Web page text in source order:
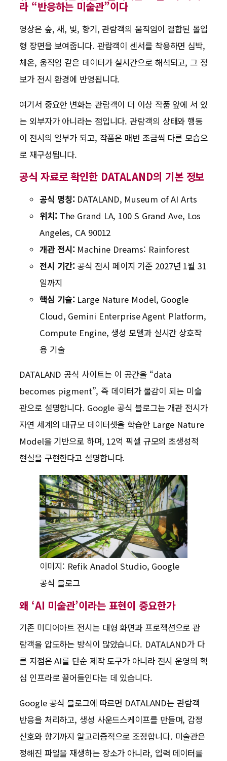
라 “반응하는 미술관”이다
영상은 숲, 새, 빛, 향기, 관람객의 움직임이 결합된 몰입
형 장면을 보여줍니다. 관람객이 센서를 착용하면 심박,
체온, 움직임 같은 데이터가 실시간으로 해석되고, 그 정
보가 전시 환경에 반영됩니다.
여기서 중요한 변화는 관람객이 더 이상 작품 앞에 서 있
는 외부자가 아니라는 점입니다. 관람객의 상태와 행동
이 전시의 일부가 되고, 작품은 매번 조금씩 다른 모습으
로 재구성됩니다.
공식 자료로 확인한 DATALAND의 기본 정보
공식 명칭:DATALAND, Museum of AI Arts
위치:The Grand LA, 100 S Grand Ave, Los
Angeles, CA 90012
개관 전시:Machine Dreams: Rainforest
전시 기간:공식 전시 페이지 기준 2027년 1월 31
일까지
핵심 기술:Large Nature Model, Google
Cloud, Gemini Enterprise Agent Platform,
Compute Engine, 생성 모델과 실시간 상호작
용 기술
DATALAND 공식 사이트는 이 공간을 “data
becomes pigment”, 즉 데이터가 물감이 되는 미술
관으로 설명합니다. Google 공식 블로그는 개관 전시가
자연 세계의 대규모 데이터셋을 학습한 Large Nature
Model을 기반으로 하며, 12억 픽셀 규모의 초생성적
현실을 구현한다고 설명합니다.
이미지: Refik Anadol Studio, Google
공식 블로그
왜 ‘AI 미술관’이라는 표현이 중요한가
기존 미디어아트 전시는 대형 화면과 프로젝션으로 관
람객을 압도하는 방식이 많았습니다. DATALAND가 다
른 지점은 AI를 단순 제작 도구가 아니라 전시 운영의 핵
심 인프라로 끌어들인다는 데 있습니다.
Google 공식 블로그에 따르면 DATALAND는 관람객
반응을 처리하고, 생성 사운드스케이프를 만들며, 감정
신호와 향기까지 알고리즘적으로 조정합니다. 미술관은
정해진 파일을 재생하는 장소가 아니라, 입력 데이터를